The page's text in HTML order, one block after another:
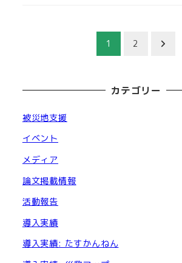
の
ペ
ー
ジ
送
り
1 2
カテゴリー
被災地支援
イベント
メディア
論文掲載情報
活動報告
導入実績
導入実績: たすかんねん